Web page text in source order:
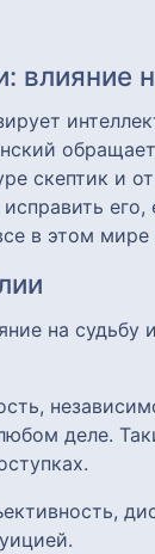
скептик и
в этом
на судьбу
деле.